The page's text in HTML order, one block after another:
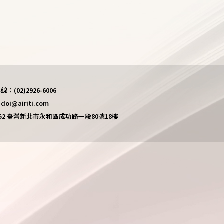
：(02)2926-6006
doi@airiti.com
臺灣新北市永和區成功路一段80號18樓